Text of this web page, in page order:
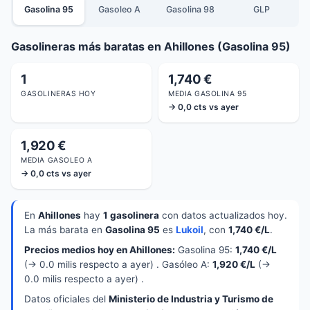
Gasolina 95 Gasoleo A Gasolina 98 GLP
Gasolineras más baratas en Ahillones (Gasolina 95)
1
GASOLINERAS HOY
1,740 €
MEDIA GASOLINA 95
→ 0,0 cts vs ayer
1,920 €
MEDIA GASOLEO A
→ 0,0 cts vs ayer
En Ahillones hay 1 gasolinera con datos actualizados hoy.
La más barata en Gasolina 95 es Lukoil, con 1,740 €/L.
Precios medios hoy en Ahillones: Gasolina 95: 1,740 €/L
(→ 0.0 milis respecto a ayer) . Gasóleo A: 1,920 €/L (→
0.0 milis respecto a ayer) .
Datos oficiales del Ministerio de Industria y Turismo de